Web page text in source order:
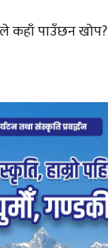
कहाँ पाउँछन खोप?